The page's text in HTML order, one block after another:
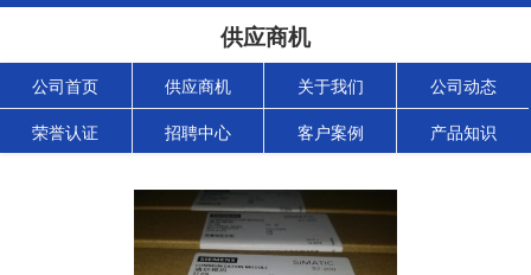
供应商机
公司首页 供应商机 关于我们 公司动态
荣誉认证 招聘中心 客户案例 产品知识